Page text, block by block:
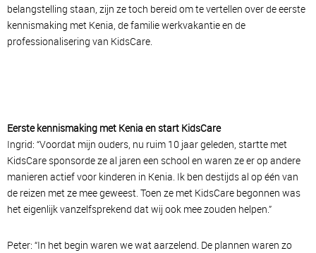
belangstelling staan, zijn ze toch bereid om te vertellen over de eerste
kennismaking met Kenia, de familie werkvakantie en de
professionalisering van KidsCare.
Eerste kennismaking met Kenia en start KidsCare
Ingrid: “Voordat mijn ouders, nu ruim 10 jaar geleden, startte met
KidsCare sponsorde ze al jaren een school en waren ze er op andere
manieren actief voor kinderen in Kenia. Ik ben destijds al op één van
de reizen met ze mee geweest. Toen ze met KidsCare begonnen was
het eigenlijk vanzelfsprekend dat wij ook mee zouden helpen.”
Peter: “In het begin waren we wat aarzelend. De plannen waren zo